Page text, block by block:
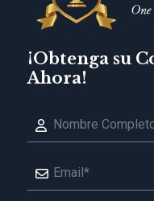
¡Obtenga su
Ahora!